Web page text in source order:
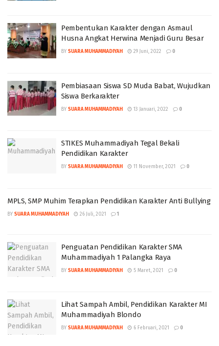
Pembentukan Karakter dengan Asmaul
Husna Angkat Herwina Menjadi Guru Besar
BY SUARA MUHAMMADIYAH 29 Juni, 2022 0
Pembiasaan Siswa SD Muda Babat, Wujudkan
Siswa Berkarakter
BY SUARA MUHAMMADIYAH 13 Januari, 2022 0
STIKES Muhammadiyah Tegal Bekali
Pendidikan Karakter
BY SUARA MUHAMMADIYAH 11 November, 2021 0
MPLS, SMP Muhim Terapkan Pendidikan Karakter Anti Bullying
BY SUARA MUHAMMADIYAH 26 Juli, 2021 1
Penguatan Pendidikan Karakter SMA
Muhammadiyah 1 Palangka Raya
BY SUARA MUHAMMADIYAH 5 Maret, 2021 0
Lihat Sampah Ambil, Pendidikan Karakter MI
Muhammadiyah Blondo
BY SUARA MUHAMMADIYAH 6 Februari, 2021 0